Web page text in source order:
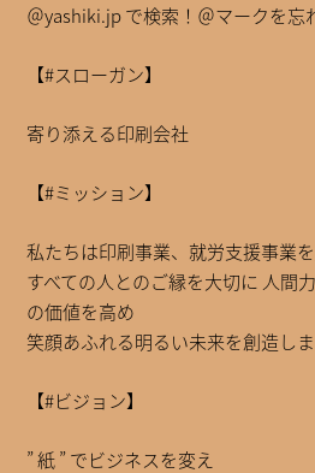
＠yashiki.jp で検索！＠マークを忘
【#スローガン】
寄り添える印刷会社
【#ミッション】
私たちは印刷事業、就労支援事業
すべての人とのご縁を大切に 人間
の価値を高め
笑顔あふれる明るい未来を創造しま
【#ビジョン】
” 紙 ” でビジネスを変え